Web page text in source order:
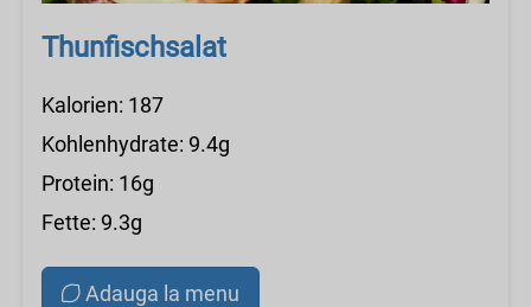
Thunfischsalat
Kalorien: 187
Kohlenhydrate: 9.4g
Protein: 16g
Fette: 9.3g
Adauga la menu